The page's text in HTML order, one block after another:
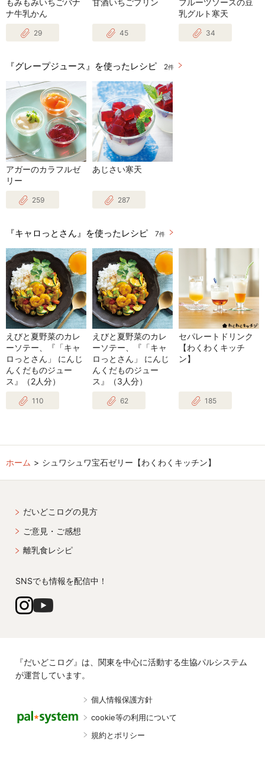
もみもみいちごバナ
ナ牛乳かん
29
甘酒いちごプリン
45
フルーツソースの豆
乳グルト寒天
34
『グレープジュース』を使ったレシピ 2件
アガーのカラフルゼ
リー
259
あじさい寒天
287
『キャロっとさん』を使ったレシピ 7件
えびと夏野菜のカレ
ーソテー、『「キャ
ロっとさん」 にんじ
んくだものジュー
ス』（2人分）
110
えびと夏野菜のカレ
ーソテー、『「キャ
ロっとさん」 にんじ
んくだものジュー
ス』（3人分）
62
セパレートドリンク
【わくわくキッチ
ン】
185
ホーム シュワシュワ宝石ゼリー【わくわくキッチン】
だいどこログの見方
ご意見・ご感想
離乳食レシピ
SNSでも情報を配信中！
『だいどこログ』は、関東を中心に活動する生協パルシステム
が運営しています。
個人情報保護方針
cookie等の利用について
規約とポリシー